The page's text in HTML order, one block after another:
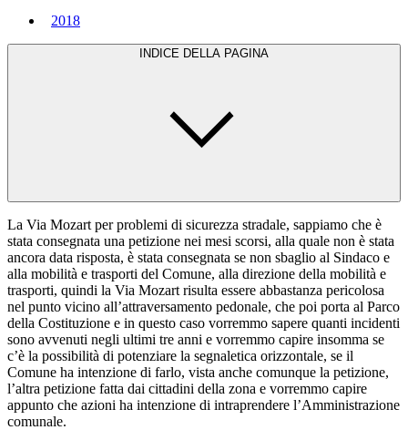
2018
INDICE DELLA PAGINA
La Via Mozart per problemi di sicurezza stradale, sappiamo che è
stata consegnata una petizione nei mesi scorsi, alla quale non è stata
ancora data risposta, è stata consegnata se non sbaglio al Sindaco e
alla mobilità e trasporti del Comune, alla direzione della mobilità e
trasporti, quindi la Via Mozart risulta essere abbastanza pericolosa
nel punto vicino all’attraversamento pedonale, che poi porta al Parco
della Costituzione e in questo caso vorremmo sapere quanti incidenti
sono avvenuti negli ultimi tre anni e vorremmo capire insomma se
c’è la possibilità di potenziare la segnaletica orizzontale, se il
Comune ha intenzione di farlo, vista anche comunque la petizione,
l’altra petizione fatta dai cittadini della zona e vorremmo capire
appunto che azioni ha intenzione di intraprendere l’Amministrazione
comunale.